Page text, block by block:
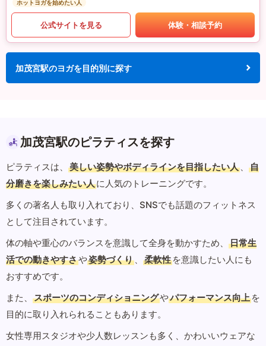
ホットヨガを始めたい人
公式サイトを見る 体験・相談予約
加茂宮駅のヨガを目的別に探す
加茂宮駅のピラティスを探す
ピラティスは、 美しい姿勢やボディラインを目指したい人 、
自
分磨きを楽しみたい人に人気のトレーニングです。
多くの著名人も取り入れており、SNSでも話題のフィットネス
として注目されています。
体の軸や重心のバランスを意識して全身を動かすため、
日常生
活での動きやすさや姿勢づくり 、 柔軟性 を意識したい人にも
おすすめです。
また、
スポーツのコンディショニングやパフォーマンス向上 を
目的に取り入れられることもあります。
女性専用スタジオや少人数レッスンも多く、かわいいウェアな